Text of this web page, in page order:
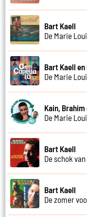
Bart Kaell
De Marie
Bart Kaell
De Marie
Kain,
De Marie
Bart Kaell
De schok
Bart Kaell
De zomer